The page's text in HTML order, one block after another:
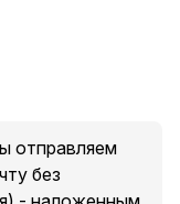
аккумул
65
без